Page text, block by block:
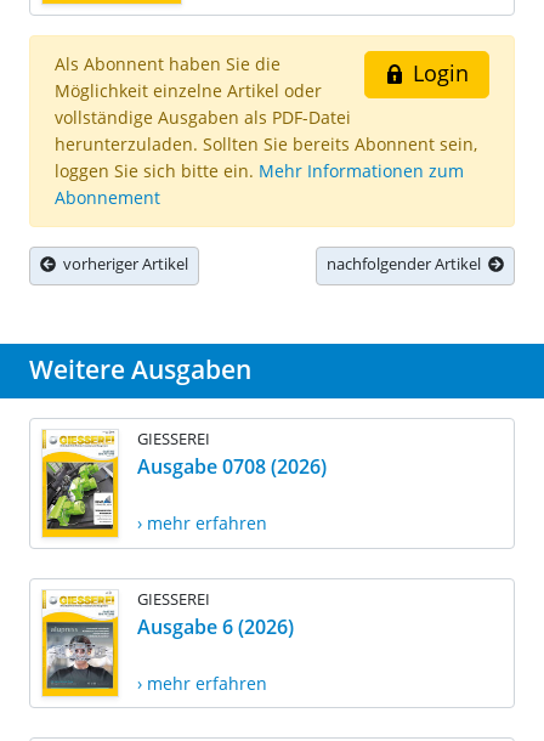
Login
Als Abonnent haben Sie die
Möglichkeit einzelne Artikel oder
vollständige Ausgaben als PDF-Datei
herunterzuladen. Sollten Sie bereits Abonnent sein,
loggen Sie sich bitte ein. Mehr Informationen zum
Abonnement
vorheriger Artikel nachfolgender Artikel
Weitere Ausgaben
GIESSEREI
Ausgabe 0708 (2026)
› mehr erfahren
GIESSEREI
Ausgabe 6 (2026)
› mehr erfahren